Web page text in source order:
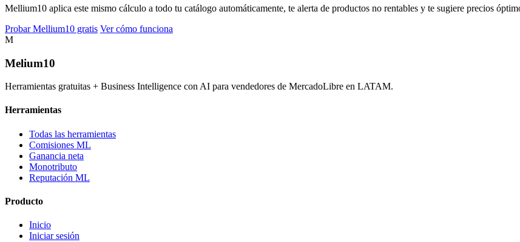
Mellium10 aplica este mismo cálculo a todo tu catálogo automáticamente, te alerta de productos no rentables y te sugiere precios
Probar Mellium10 gratis Ver cómo funciona
M
Melium10
Herramientas gratuitas + Business Intelligence con AI para vendedores de MercadoLibre en LATAM.
Herramientas
Todas las herramientas
Comisiones ML
Ganancia neta
Monotributo
Reputación ML
Producto
Inicio
Iniciar sesión